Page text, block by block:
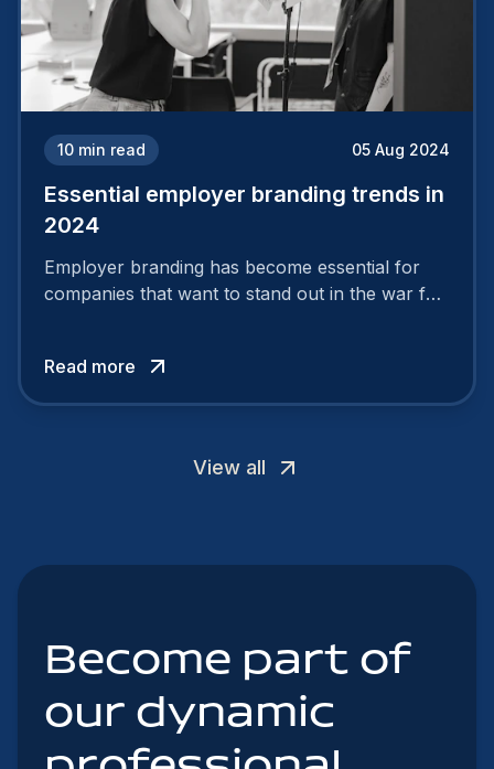
10 min read 05 Aug 2024
Essential employer branding trends in
2024
Employer branding has become essential for
companies that want to stand out in the war for
attract the best profiles.
Read more
View all
Become part of
our dynamic